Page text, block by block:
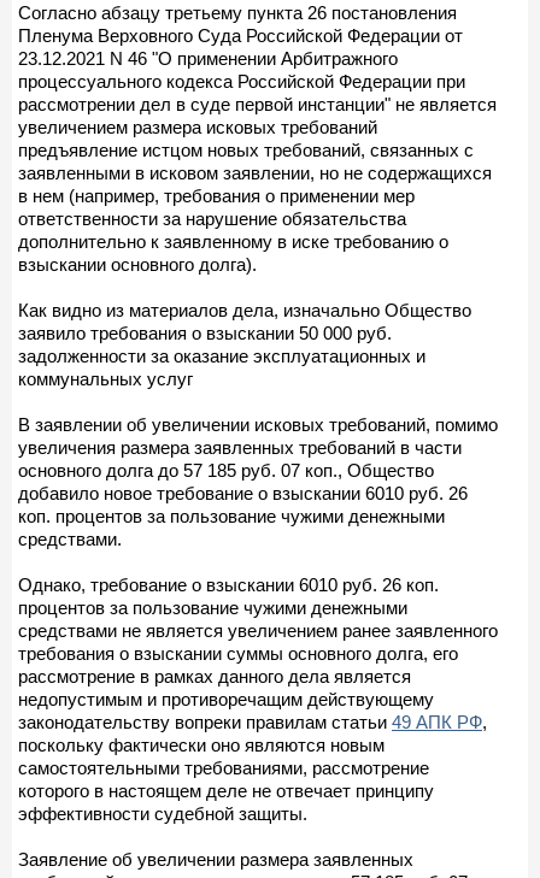
Согласно абзацу третьему пункта 26 постановления
Пленума Верховного Суда Российской Федерации от
23.12.2021 N 46 "О применении Арбитражного
процессуального кодекса Российской Федерации при
рассмотрении дел в суде первой инстанции" не является
увеличением размера исковых требований
предъявление истцом новых требований, связанных с
заявленными в исковом заявлении, но не содержащихся
в нем (например, требования о применении мер
ответственности за нарушение обязательства
дополнительно к заявленному в иске требованию о
взыскании основного долга).
Как видно из материалов дела, изначально Общество
заявило требования о взыскании 50 000 руб.
задолженности за оказание эксплуатационных и
коммунальных услуг
В заявлении об увеличении исковых требований, помимо
увеличения размера заявленных требований в части
основного долга до 57 185 руб. 07 коп., Общество
добавило новое требование о взыскании 6010 руб. 26
коп. процентов за пользование чужими денежными
средствами.
Однако, требование о взыскании 6010 руб. 26 коп.
процентов за пользование чужими денежными
средствами не является увеличением ранее заявленного
требования о взыскании суммы основного долга, его
рассмотрение в рамках данного дела является
недопустимым и противоречащим действующему
законодательству вопреки правилам статьи 49 АПК РФ,
поскольку фактически оно являются новым
самостоятельными требованиями, рассмотрение
которого в настоящем деле не отвечает принципу
эффективности судебной защиты.
Заявление об увеличении размера заявленных